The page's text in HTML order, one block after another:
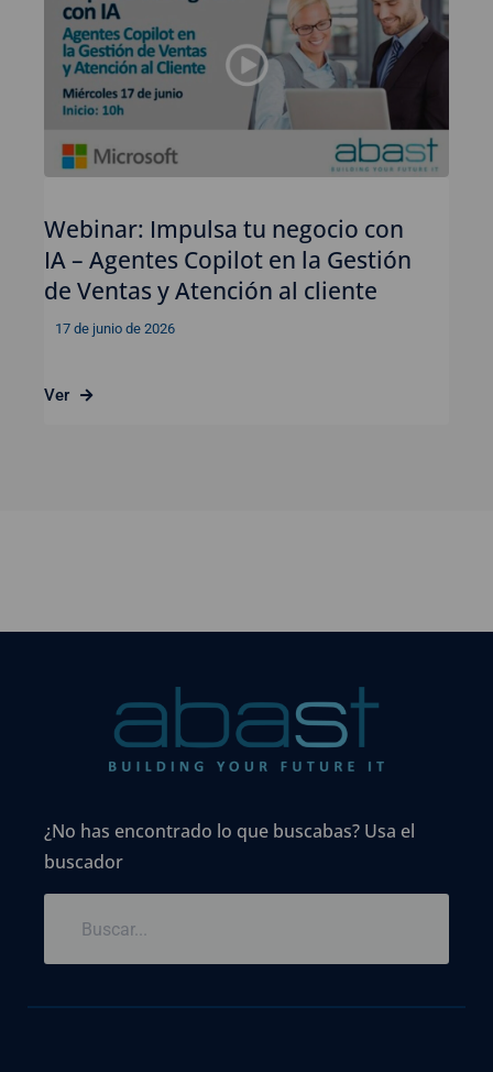
Webinar: Impulsa tu negocio con
IA – Agentes Copilot en la Gestión
de Ventas y Atención al cliente
17 de junio de 2026
Ver
¿No has encontrado lo que buscabas? Usa el
buscador